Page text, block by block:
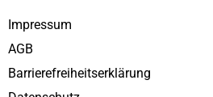
Impressum
AGB
Barrierefreiheitserklärung